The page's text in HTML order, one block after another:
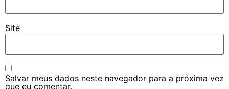
Site
Salvar meus dados neste navegador para a próxima vez
que eu comentar.